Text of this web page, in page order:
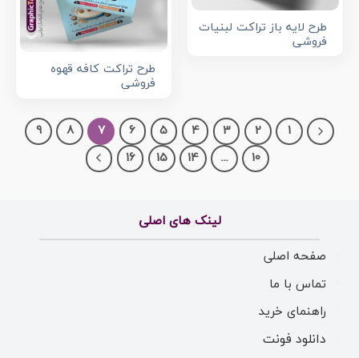
طرح لایه باز تراکت لبنیات
فروشی
طرح تراکت کافه قهوه
فروشی
1
2
3
4
5
6
7
8
9
10
…
14
15
16
لینک های اصلی
صفحه اصلی
تماس با ما
راهنمای خرید
دانلود فونت